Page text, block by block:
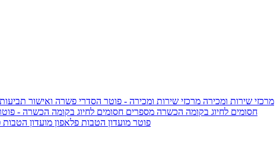
מרכזי שירות ומכירה מרכזי שירות ומכירה - פוטר הסדרי פשרה ואישור תביעות
חסומים לחיוג בקומה הכשרה מספרים חסומים לחיוג בקומה הכשרה -
IsraelieSIM by Pelephone - פוטר מועדון הטבות פלאפון מועדון הטבות